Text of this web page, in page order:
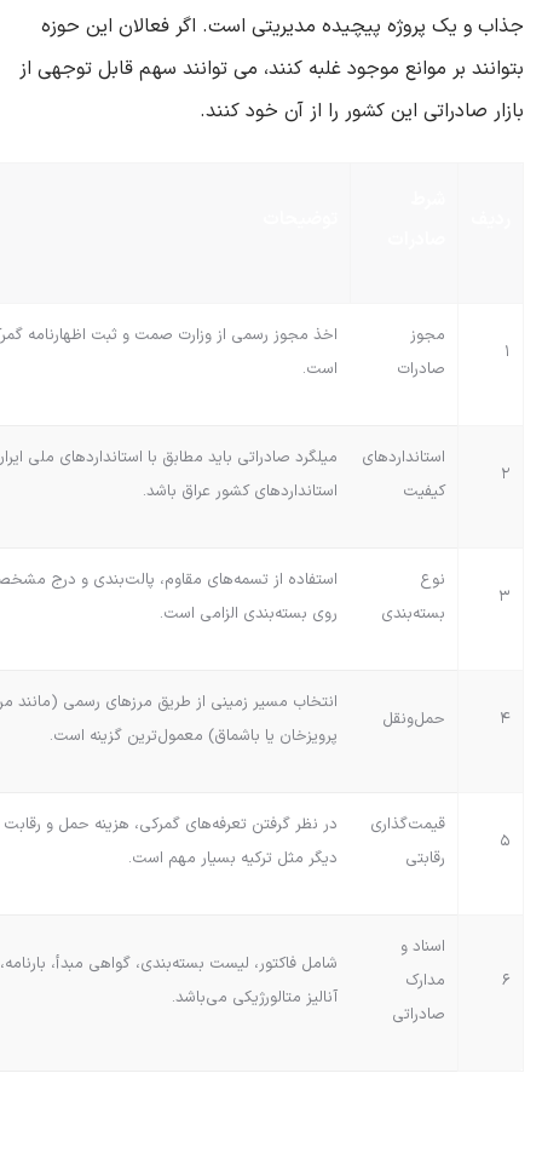
جذاب و یک پروژه پیچیده مدیریتی است. اگر فعالان این حوزه
بتوانند بر موانع موجود غلبه کنند، می ‌توانند سهم قابل ‌توجهی از
بازار صادراتی این کشور را از آن خود کنند.
۱
مجوز
صادرات
اخذ مجوز رسمی از وزارت صمت و ثبت اظهارنامه
است.
۲
استانداردهای
کیفیت
میلگرد صادراتی باید مطابق با استانداردهای ملی
استانداردهای کشور عراق باشد.
۳
نوع
بسته‌بندی
استفاده از تسمه‌های مقاوم، پالت‌بندی و درج
روی بسته‌بندی الزامی است.
۴ حمل‌ونقل
انتخاب مسیر زمینی از طریق مرزهای رسمی (مانند
پرویزخان یا باشماق) معمول‌ترین گزینه است.
۵
قیمت‌گذاری
رقابتی
در نظر گرفتن تعرفه‌های گمرکی، هزینه حمل و
دیگر مثل ترکیه بسیار مهم است.
۶
اسناد و
مدارک
صادراتی
شامل فاکتور، لیست بسته‌بندی، گواهی مبدأ،
آنالیز متالورژیکی می‌باشد.